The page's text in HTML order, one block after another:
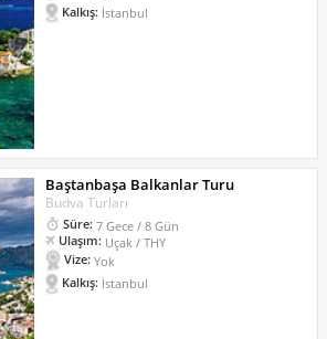
Kalkış: İstanbul
Baştanbaşa Balkanlar Turu
Budva Turları
Süre: 7 Gece / 8 Gün
Ulaşım: Uçak / THY
Vize: Yok
Kalkış: İstanbul